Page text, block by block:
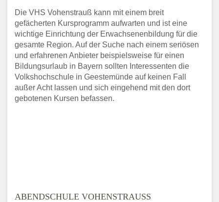
Die VHS Vohenstrauß kann mit einem breit
gefächerten Kursprogramm aufwarten und ist eine
wichtige Einrichtung der Erwachsenenbildung für die
gesamte Region. Auf der Suche nach einem seriösen
und erfahrenen Anbieter beispielsweise für einen
Bildungsurlaub in Bayern sollten Interessenten die
Volkshochschule in Geestemünde auf keinen Fall
außer Acht lassen und sich eingehend mit den dort
gebotenen Kursen befassen.
ABENDSCHULE VOHENSTRAUSS K